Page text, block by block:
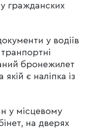
гражданских
у водіїв
бронежилет
є наліпка із
у місцевому
на дверях